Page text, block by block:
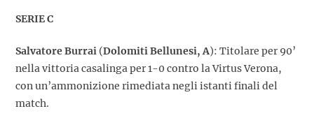
SERIE C
Salvatore Burrai (Dolomiti Bellunesi, A): Titolare per 90’
nella vittoria casalinga per 1-0 contro la Virtus Verona,
con un’ammonizione rimediata negli istanti finali del
match.